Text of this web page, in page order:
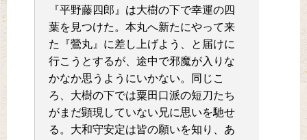
『平野藤四郎』は大樹の下で幸運の四
葉を見つけた。本丸へ新たにやって来
た『鶯丸』に差し上げよう、と届けに
行こうとするが、途中で邪魔が入りな
かなか思うようにいかない。同じこ
ろ、大樹の下では粟田口派の短刀たち
がまだ顕現していない兄に思いを馳せ
る。大和守安定は皆の願いを知り、あ